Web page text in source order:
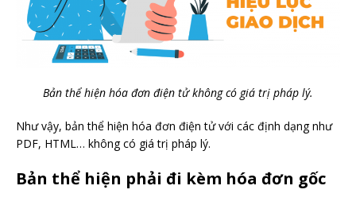
Bản thể hiện hóa đơn điện tử không có giá trị pháp lý.
Như vậy, bản thể hiện hóa đơn điện tử với các định dạng như
PDF, HTML… không có giá trị pháp lý.
Bản thể hiện phải đi kèm hóa đơn gốc